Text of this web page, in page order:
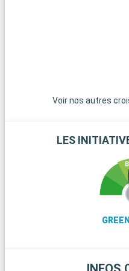
Voir nos autres
LES